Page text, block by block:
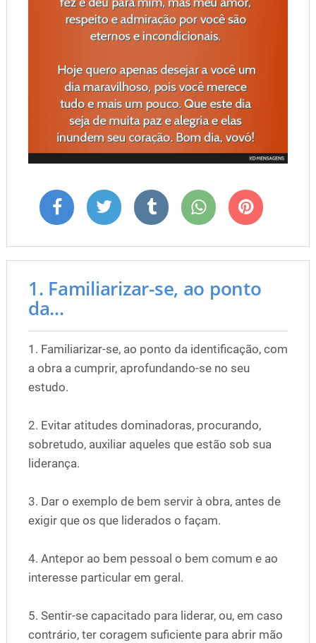
1. Familiarizar-se, ao ponto
da...
1. Familiarizar-se, ao ponto da identificação, com
a obra a cumprir, aprofundando-se no seu
estudo.
2. Evitar atitudes dominadoras, procurando,
sobretudo, auxiliar aqueles que estão sob sua
liderança.
3. Dar o exemplo de bem servir à obra, antes de
exigir que os que liderados o façam.
4. Antepor ao bem pessoal o bem comum e ao
interesse particular em geral.
5. Sentir-se capacitado para liderar, ou, em caso
contrário, ter coragem suficiente para abrir mão